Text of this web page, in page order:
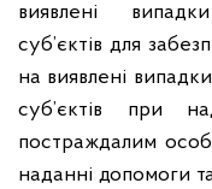
виявлені
суб’єктів для
на виявлені
суб’єктів при
постраждалим
наданні допомоги